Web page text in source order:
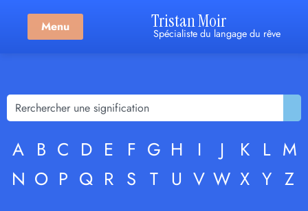
Menu Tristan Moir
Spécialiste du langage du rêve
A B C D E F G H I J K L M
N O P Q R S T U V W X Y Z